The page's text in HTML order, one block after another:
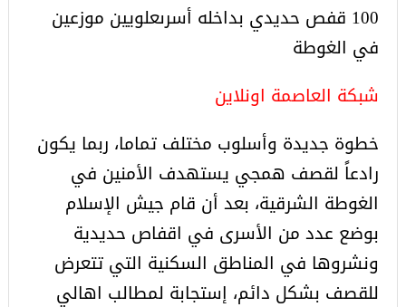
100 قفص حديدي بداخله أسرىعلويين موزعين
في الغوطة
شبكة العاصمة اونلاين
خطوة جديدة وأسلوب مختلف تماما، ربما يكون
رادعاً لقصف همجي يستهدف الأمنين في
الغوطة الشرقية، بعد أن قام جيش الإسلام
بوضع عدد من الأسرى في اقفاص حديدية
ونشروها في المناطق السكنية التي تتعرض
للقصف بشكل دائم، إستجابة لمطالب اهالي